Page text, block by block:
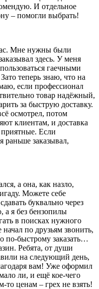
И отдельное
– помогли выбрать!
Мне нужны были
здесь. У меня
гаечными
теперь знаю, что на
если профессионал
товар надёжный,
за быструю доставку.
осмотрел, потом
клиентам, и доставка
Если
раньше заказывал,
а она, как назло,
Можете себе
буквально через
а я без бензопилы
в поисках нужного
по друзьям звонить,
по-быстрому заказать…
Ребята, от души
на следующий день,
вам! Уже оформил
ли, и ещё кое-чего
то ценам – грех не взять!